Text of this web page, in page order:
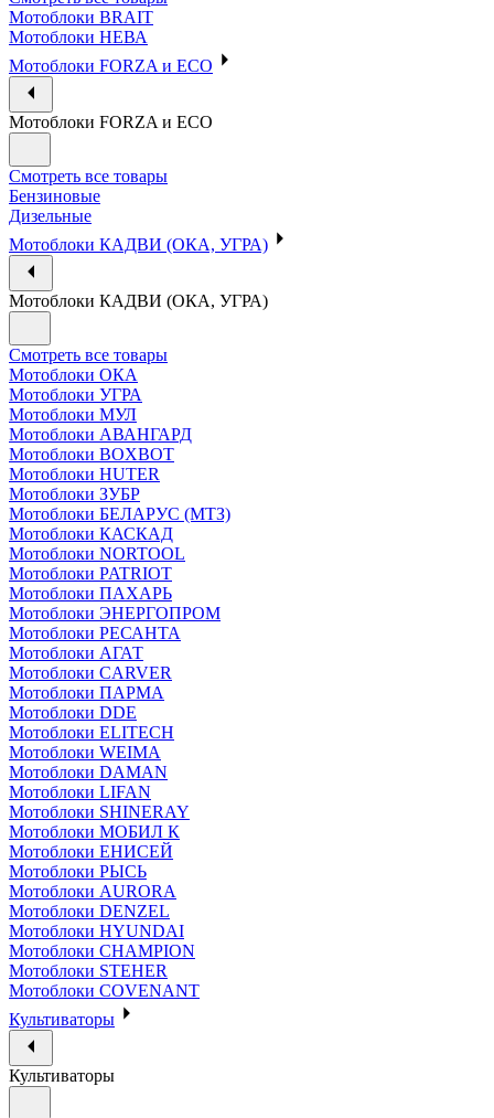
Мотоблоки BRAIT
Мотоблоки НЕВА
Мотоблоки FORZA и ECO
Мотоблоки FORZA и ECO
Смотреть все товары
Бензиновые
Дизельные
Мотоблоки КАДВИ (ОКА, УГРА)
Мотоблоки КАДВИ (ОКА, УГРА)
Смотреть все товары
Мотоблоки ОКА
Мотоблоки УГРА
Мотоблоки МУЛ
Мотоблоки АВАНГАРД
Мотоблоки BOXBOT
Мотоблоки HUTER
Мотоблоки ЗУБР
Мотоблоки БЕЛАРУС (МТЗ)
Мотоблоки КАСКАД
Мотоблоки NORTOOL
Мотоблоки PATRIOT
Мотоблоки ПАХАРЬ
Мотоблоки ЭНЕРГОПРОМ
Мотоблоки РЕСАНТА
Мотоблоки АГАТ
Мотоблоки CARVER
Мотоблоки ПАРМА
Мотоблоки DDE
Мотоблоки ELITECH
Мотоблоки WEIMA
Мотоблоки DAMAN
Мотоблоки LIFAN
Мотоблоки SHINERAY
Мотоблоки МОБИЛ К
Мотоблоки ЕНИСЕЙ
Мотоблоки РЫСЬ
Мотоблоки AURORA
Мотоблоки DENZEL
Мотоблоки HYUNDAI
Мотоблоки CHAMPION
Мотоблоки STEHER
Мотоблоки COVENANT
Культиваторы
Культиваторы